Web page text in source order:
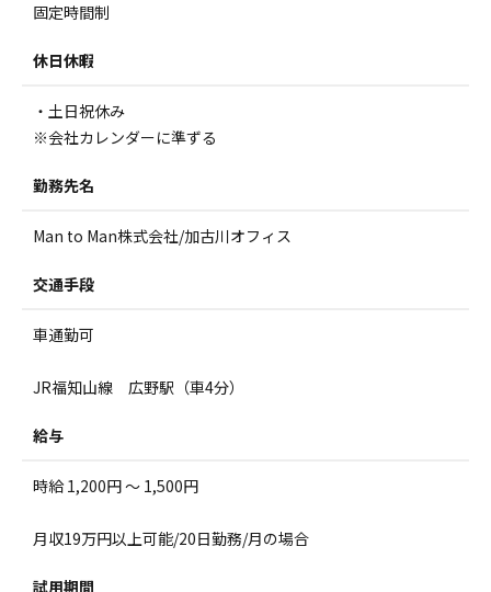
固定時間制
休日休暇
・土日祝休み
※会社カレンダーに準ずる
勤務先名
Man to Man株式会社/加古川オフィス
交通手段
車通勤可
JR福知山線 広野駅（車4分）
給与
時給 1,200円 ～ 1,500円
月収19万円以上可能/20日勤務/月の場合
試用期間